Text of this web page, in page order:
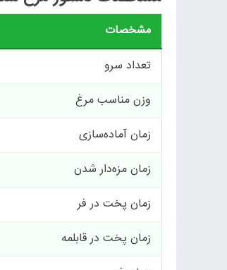
مشخصات
تعداد سرو
وزن مناسب مرغ
زمان آماده‌سازی
زمان مزه‌دار شدن
زمان پخت در فر
زمان پخت در قابلمه